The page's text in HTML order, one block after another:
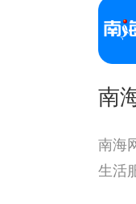
南
南海
生活